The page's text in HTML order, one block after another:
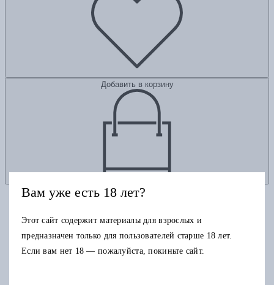
Добавить в корзину
Вам уже есть 18 лет?
Этот сайт содержит материалы для взрослых и
предназначен только для пользователей старше 18 лет.
Если вам нет 18 — пожалуйста, покиньте сайт.